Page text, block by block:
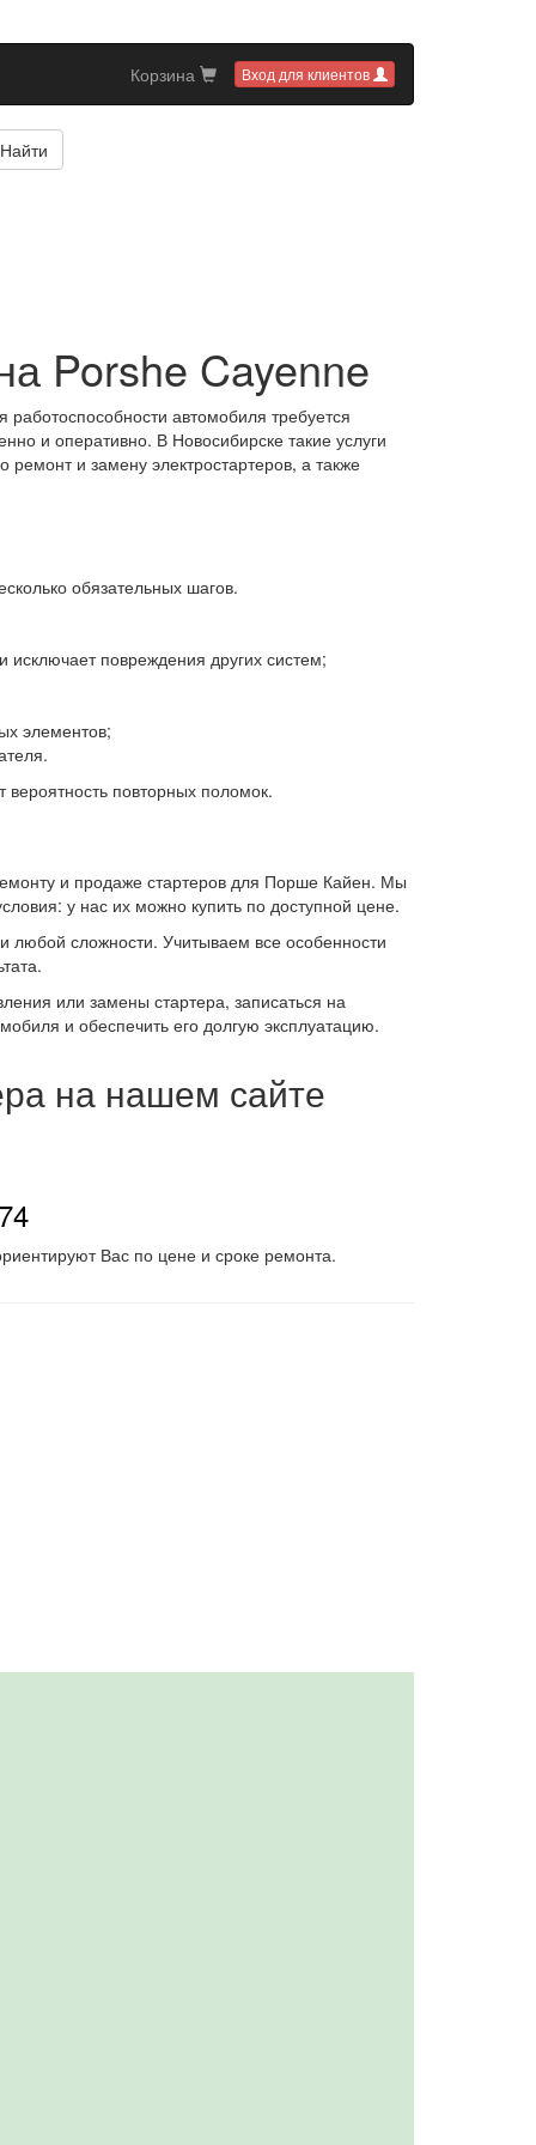
Вход для клиентов
Корзина
Найти
Porshe Cayenne
автомобиля требуется
и оперативно. В Новосибирске такие услуги
и замену электростартеров, а также
обязательных шагов.
исключает повреждения других систем;
элементов;
повторных поломок.
и продаже стартеров для Порше Кайен. Мы
у нас их можно купить по доступной цене.
сложности. Учитываем все особенности
или замены стартера, записаться на
и обеспечить его долгую эксплуатацию.
на нашем сайте
Вас по цене и сроке ремонта.